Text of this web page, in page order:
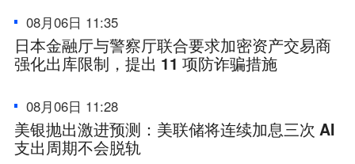
08月06日 11:35
日本金融厅与警察厅联合要求加密资产交易商
强化出库限制，提出 11 项防诈骗措施
08月06日 11:28
美银抛出激进预测：美联储将连续加息三次 AI
支出周期不会脱轨